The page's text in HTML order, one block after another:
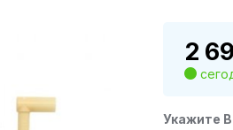
2
Укажите